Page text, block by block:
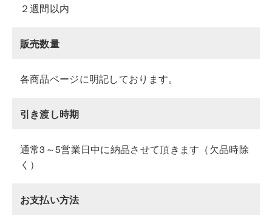
２週間以内
販売数量
各商品ページに明記しております。
引き渡し時期
通常3～5営業日中に納品させて頂きます（欠品時除
く）
お支払い方法